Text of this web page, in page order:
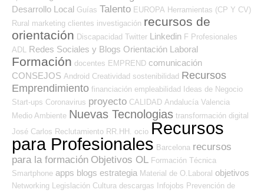
Desarrollo Local Guías Talento EUROPA Herramientas (CP Y CV)
Rural marketing clientes investigación recursos de
orientación Discapacidad Twitter Linkedin F Profesionales
ADL Redes Sociales y Blogs Orientación Laboral
Formación docentes EMPREND comunicación
CONSEJOS Android Creatividad sostenibilidad Recursos
Emprendimiento financiación empleabilidad
Ideas de Negocio
Start-ups Coronavirus proyecto CALIDAD Andalucía Valencia
Medio Ambiente Nuevas Tecnologias transformación digital
José Carlos Reclutamiento RR.HH. ocio Recursos
para Profesionales Barcelona recursos
para la formación Objetivos OL Formación Técnica
Smartphone apps blogs estrategia Material de O.Laboral objetivos
Networking Legislación Cultura descargas Infojobs Prevención de